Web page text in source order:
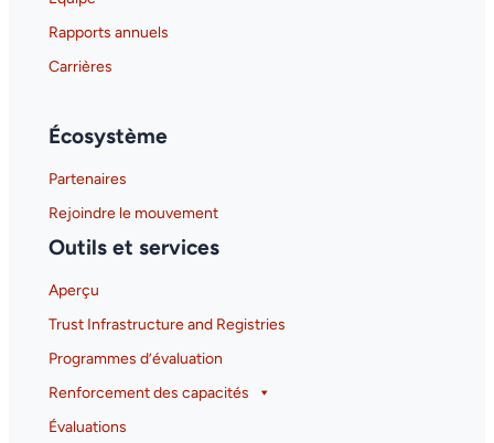
Rapports annuels
Carrières
Écosystème
Partenaires
Rejoindre le mouvement
Outils et services
Aperçu
Trust Infrastructure and Registries
Programmes d’évaluation
Renforcement des capacités
Évaluations